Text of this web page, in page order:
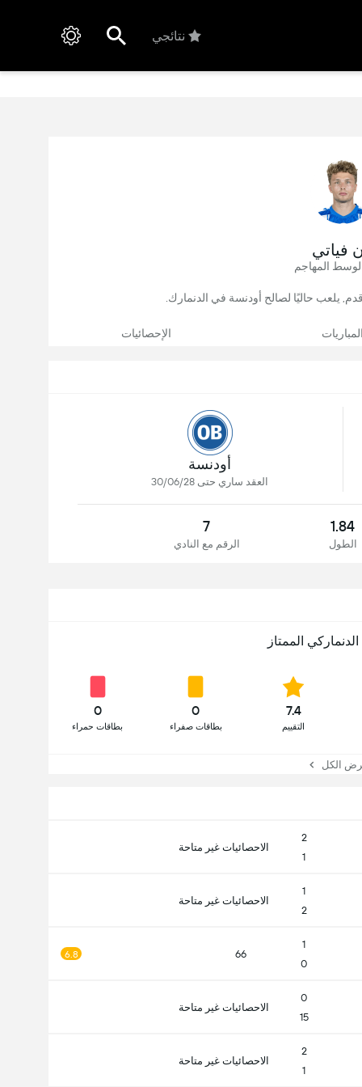
نتائجي
فياتي
المهاجم
المباريات الإحصائيات
أودنسة
العقد ساري حتى 30/06/28
1.84
الطول
7
الرقم مع النادي
الممتاز
7.4
التقييم
0
بطاقات صفراء
0
بطاقات حمراء
الكل
2
1
الاحصائيات غير متاحة
1
2
الاحصائيات غير متاحة
1
0
66
6.8
0
15
الاحصائيات غير متاحة
2
1
الاحصائيات غير متاحة